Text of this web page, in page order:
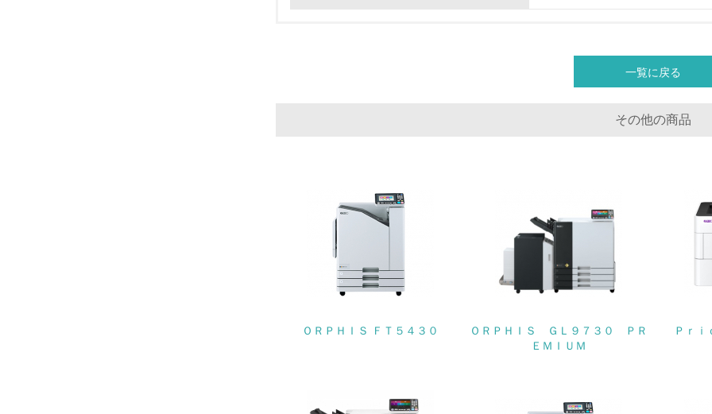
<L1> 「生物多様性保全」に関する取り組み（例：森林保全活
購入、原材料のトレーサビリティの確認等）を行っている
地域への貢献
3.社会面の取り組み
No.
23. <L1> 「人権・労働等」に関する方針、規定等を持っている
25. <L1> 「情報セキュリティ」に関する方針、規定等を持っている
一覧に戻る
その他の商品
ＯＲＰＨＩＳ ＦＴ５４３０
ＯＲＰＨＩＳ ＧＬ９７３０ ＰＲ
ＥＭＩＵＭ
Ｐｒｉ